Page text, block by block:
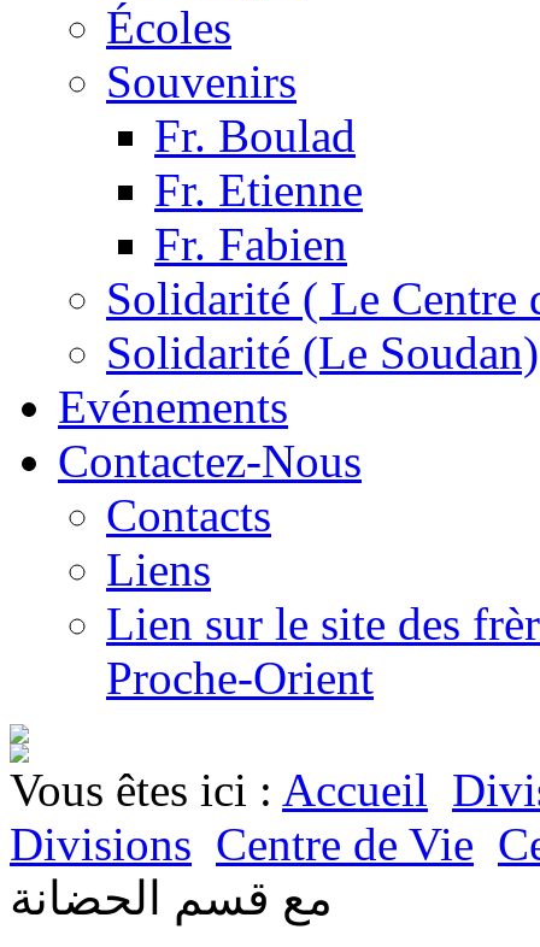
Écoles
Souvenirs
Fr. Boulad
Fr. Etienne
Fr. Fabien
Solidarité ( Le Centre
Solidarité (Le Soudan)
Evénements
Contactez-Nous
Contacts
Liens
Lien sur le site des
Proche-Orient
Vous êtes ici : Accueil
Divisions Centre de Vie
مع قسم الحضانة